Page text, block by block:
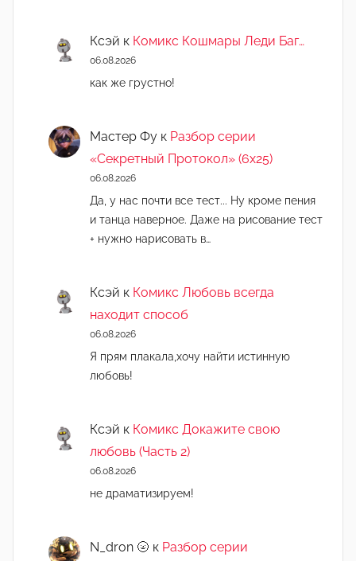
Ксэй к Комикс Кошмары Леди Баг…
06.08.2026
как же грустно!
Мастер Фу к Разбор серии
«Секретный Протокол» (6х25)
06.08.2026
Да, у нас почти все тест... Ну кроме пения
и танца наверное. Даже на рисование тест
+ нужно нарисовать в…
Ксэй к Комикс Любовь всегда
находит способ
06.08.2026
Я прям плакала,хочу найти истинную
любовь!
Ксэй к Комикс Докажите свою
любовь (Часть 2)
06.08.2026
не драматизируем!
N_dron 🌝 к Разбор серии